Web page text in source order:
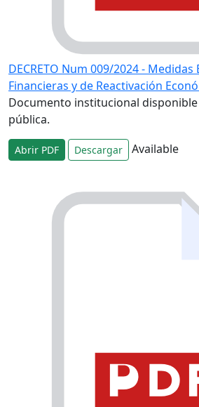
DECRETO Num 009/2024 - Medidas
Financieras y de Reactivación
Documento institucional
pública.
Abrir PDF Descargar Available